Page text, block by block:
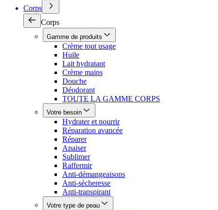
Corps
Corps
Gamme de produits
Crème tout usage
Huile
Lait hydratant
Crème mains
Douche
Déodorant
TOUTE LA GAMME CORPS
Votre besoin
Hydrater et nourrir
Réparation avancée
Réparer
Apaiser
Sublimer
Raffermir
Anti-démangeaisons
Anti-sécheresse
Anti-transpirant
Votre type de peau